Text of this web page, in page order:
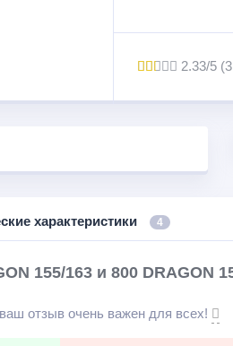
2.33/5
характеристики 4
155/163 и 800 DRAGON
отзыв очень важен для всех!